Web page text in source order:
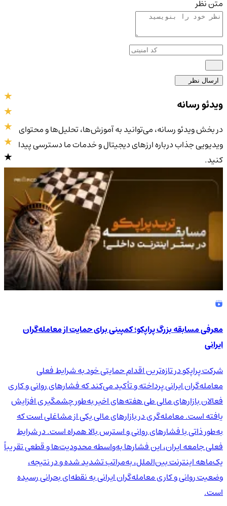
متن نظر
ارسال نظر
4.9/5
ویدئو رسانه
در بخش ویدئو رسانه، می‌توانید به آموزش‌ها، تحلیل‌ها و محتوای
ویدیویی جذاب درباره ارزهای دیجیتال و خدمات ما دسترسی پیدا
کنید.
معرفی مسابقه بزرگ پراپکو؛ کمپینی برای حمایت از معامله‌گران
ایرانی
شرکت پراپکو در تازه‌ترین اقدام حمایتی خود به شرایط فعلی
معامله‌گران ایرانی پرداخته و تأکید می‌کند که فشارهای روانی و کاری
فعالان بازارهای مالی طی هفته‌های اخیر به‌طور چشمگیری افزایش
یافته است. معامله‌گری در بازارهای مالی یکی از مشاغلی است که
به‌طور ذاتی با فشارهای روانی و استرس بالا همراه است. در شرایط
فعلی جامعه ایران، این فشارها به‌واسطه محدودیت‌ها و قطعی تقریباً
یک‌ماهه اینترنت بین‌الملل، به‌مراتب تشدید شده و در نتیجه،
وضعیت روانی و کاری معامله‌گران ایرانی به نقطه‌ای بحرانی رسیده
است.